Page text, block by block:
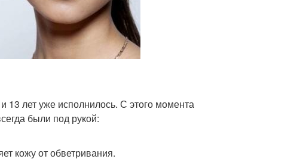
13 лет уже исполнилось. С этого момента
были под рукой:
кожу от обветривания.